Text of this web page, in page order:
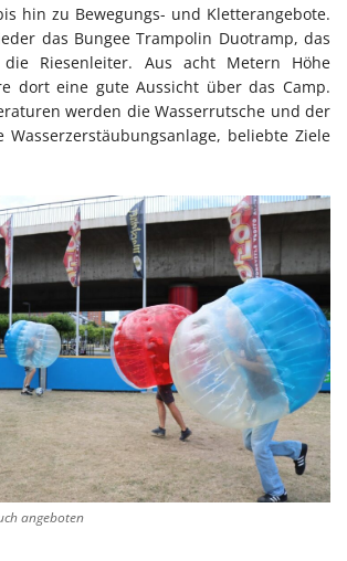
hin zu Bewegungs- und Kletterangebote.
das Bungee Trampolin Duotramp, das
Riesenleiter. Aus acht Metern Höhe
dort eine gute Aussicht über das Camp.
werden die Wasserrutsche und der
Wasserzerstäubungsanlage, beliebte Ziele
angeboten